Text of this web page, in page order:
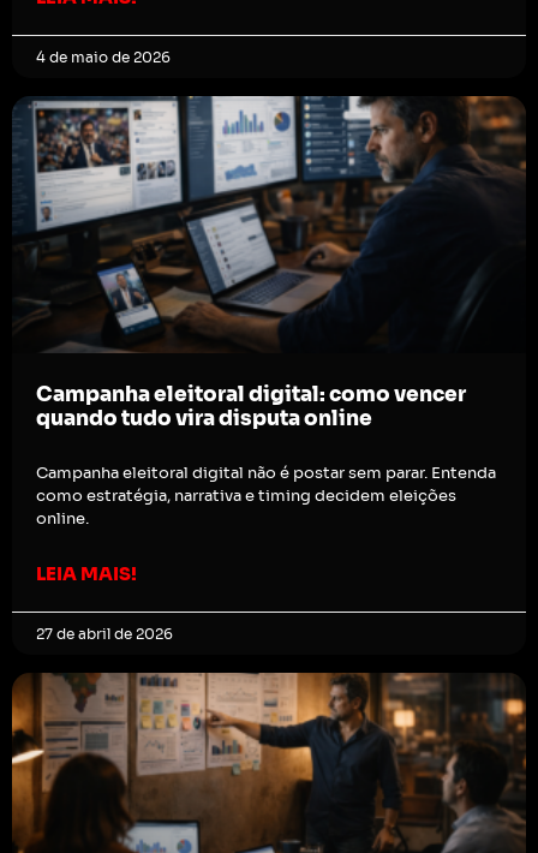
4 de maio de 2026
Campanha eleitoral digital: como vencer
quando tudo vira disputa online
Campanha eleitoral digital não é postar sem parar. Entenda
como estratégia, narrativa e timing decidem eleições
online.
LEIA MAIS!
27 de abril de 2026